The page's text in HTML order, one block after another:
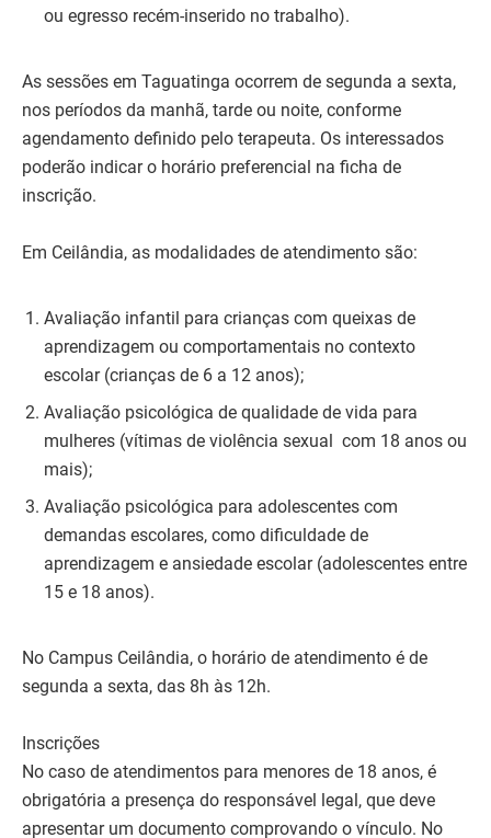
ou egresso recém-inserido no trabalho).
As sessões em Taguatinga ocorrem de segunda a sexta,
nos períodos da manhã, tarde ou noite, conforme
agendamento definido pelo terapeuta. Os interessados
poderão indicar o horário preferencial na ficha de
inscrição.
Em Ceilândia, as modalidades de atendimento são:
Avaliação infantil para crianças com queixas de
aprendizagem ou comportamentais no contexto
escolar (crianças de 6 a 12 anos);
Avaliação psicológica de qualidade de vida para
mulheres (vítimas de violência sexual com 18 anos ou
mais);
Avaliação psicológica para adolescentes com
demandas escolares, como dificuldade de
aprendizagem e ansiedade escolar (adolescentes entre
15 e 18 anos).
No Campus Ceilândia, o horário de atendimento é de
segunda a sexta, das 8h às 12h.
Inscrições
No caso de atendimentos para menores de 18 anos, é
obrigatória a presença do responsável legal, que deve
apresentar um documento comprovando o vínculo. No